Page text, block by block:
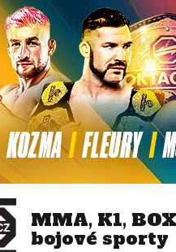
MMA, K1,
bojové sporty